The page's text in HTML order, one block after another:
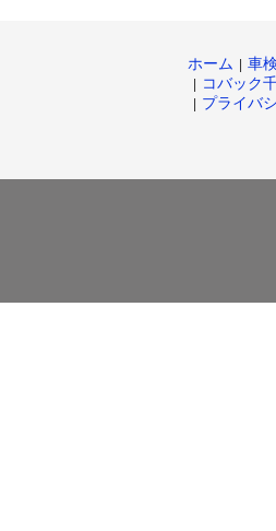
ホーム 車
コバック
プライバ